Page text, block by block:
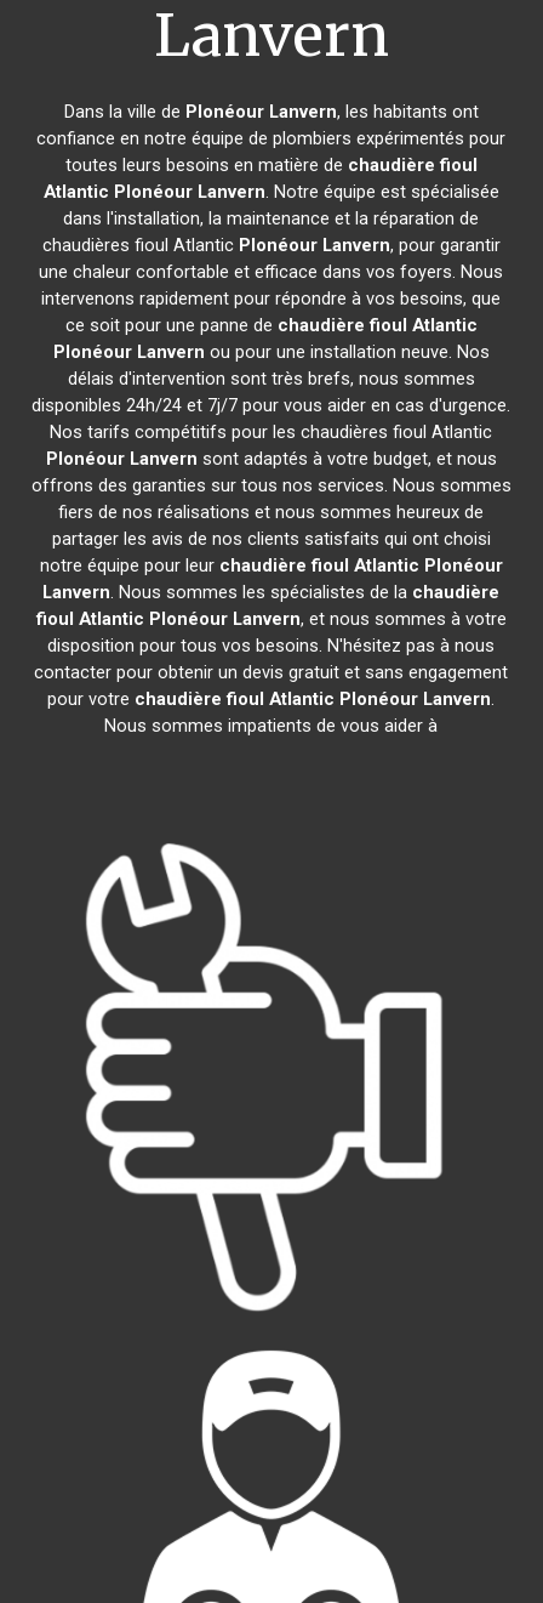
Lanvern
Dans la ville de Plonéour Lanvern, les habitants ont
confiance en notre équipe de plombiers expérimentés pour
toutes leurs besoins en matière de chaudière fioul
Atlantic Plonéour Lanvern. Notre équipe est spécialisée
dans l'installation, la maintenance et la réparation de
chaudières fioul Atlantic Plonéour Lanvern, pour garantir
une chaleur confortable et efficace dans vos foyers. Nous
intervenons rapidement pour répondre à vos besoins, que
ce soit pour une panne de chaudière fioul Atlantic
Plonéour Lanvern ou pour une installation neuve. Nos
délais d'intervention sont très brefs, nous sommes
disponibles 24h/24 et 7j/7 pour vous aider en cas d'urgence.
Nos tarifs compétitifs pour les chaudières fioul Atlantic
Plonéour Lanvern sont adaptés à votre budget, et nous
offrons des garanties sur tous nos services. Nous sommes
fiers de nos réalisations et nous sommes heureux de
partager les avis de nos clients satisfaits qui ont choisi
notre équipe pour leur chaudière fioul Atlantic Plonéour
Lanvern. Nous sommes les spécialistes de la chaudière
fioul Atlantic Plonéour Lanvern, et nous sommes à votre
disposition pour tous vos besoins. N'hésitez pas à nous
contacter pour obtenir un devis gratuit et sans engagement
pour votre chaudière fioul Atlantic Plonéour Lanvern.
Nous sommes impatients de vous aider à